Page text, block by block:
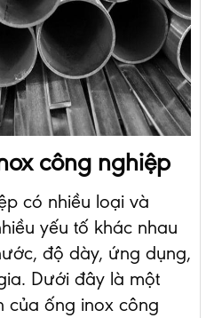
công nghiệp
có nhiều loại và
yếu tố khác nhau
độ dày, ứng dụng,
Dưới đây là một
của ống inox công